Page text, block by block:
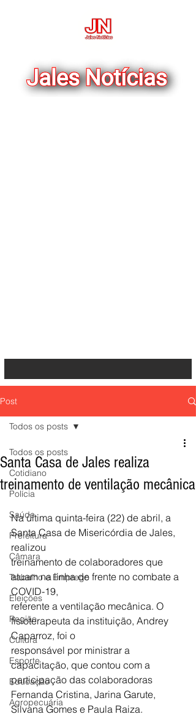
Post
Todos os posts
Cotidiano
Polícia
Saúde
Prefeitura
Câmara
Trabalho e Emprego
Eleições
Região
Cultura
Esporte
Educação
Agropecuária
Todos os posts
Santa Casa de Jales realiza
treinamento de ventilação mecânica
Na última quinta-feira (22) de abril, a
Santa Casa de Misericórdia de Jales,
realizou
treinamento de colaboradores que
atuam na linha de frente no combate a
COVID-19,
referente a ventilação mecânica. O
fisioterapeuta da instituição, Andrey
Caparroz, foi o
responsável por ministrar a
capacitação, que contou com a
participação das colaboradoras
Fernanda Cristina, Jarina Garute,
Silvana Gomes e Paula Raiza.